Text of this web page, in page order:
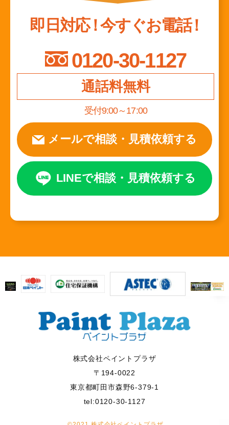
即日対応！今すぐお電話！
0120-30-1127
通話料無料
受付9:00～17:00
メールで相談 ・ 見積依頼する
LINEで相談・ 見積依頼する
株式会社ペイントプラザ
〒194-0022
東京都町田市森野6-379-1
tel:0120-30-1127